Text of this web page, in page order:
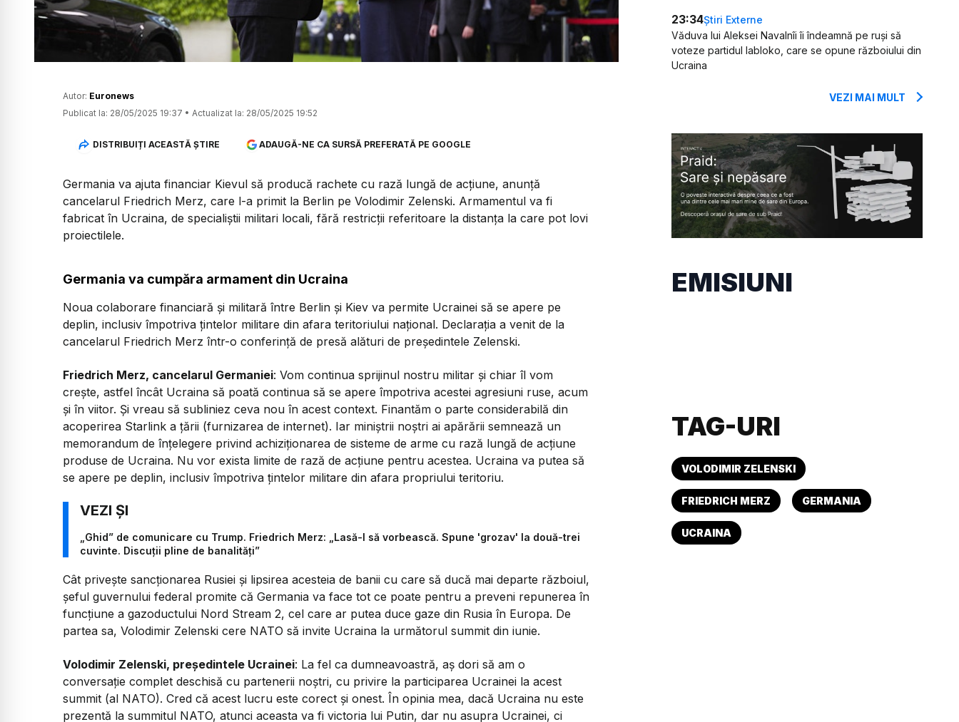
Autor: Euronews
Publicat la: 28/05/2025 19:37 • Actualizat la: 28/05/2025 19:52
DISTRIBUIȚI ACEASTĂ ȘTIRE ADAUGĂ-NE CA SURSĂ PREFERATĂ PE GOOGLE
Germania va ajuta financiar Kievul să producă rachete cu rază lungă de acțiune, anunță
cancelarul Friedrich Merz, care l-a primit la Berlin pe Volodimir Zelenski. Armamentul va fi
fabricat în Ucraina, de specialiștii militari locali, fără restricții referitoare la distanța la care pot lovi
proiectilele.
Germania va cumpăra armament din Ucraina
Noua colaborare financiară și militară între Berlin și Kiev va permite Ucrainei să se apere pe
deplin, inclusiv împotriva țintelor militare din afara teritoriului național. Declarația a venit de la
cancelarul Friedrich Merz într-o conferință de presă alături de președintele Zelenski.
Friedrich Merz, cancelarul Germaniei: Vom continua sprijinul nostru militar și chiar îl vom
crește, astfel încât Ucraina să poată continua să se apere împotriva acestei agresiuni ruse, acum
și în viitor. Și vreau să subliniez ceva nou în acest context. Finantăm o parte considerabilă din
acoperirea Starlink a țării (furnizarea de internet). Iar miniștrii noștri ai apărării semnează un
memorandum de înțelegere privind achiziționarea de sisteme de arme cu rază lungă de acțiune
produse de Ucraina. Nu vor exista limite de rază de acțiune pentru acestea. Ucraina va putea să
se apere pe deplin, inclusiv împotriva țintelor militare din afara propriului teritoriu.
„Ghid” de comunicare cu Trump. Friedrich Merz: „Lasă-l să vorbească. Spune 'grozav' la două-trei
cuvinte. Discuții pline de banalități”
Cât privește sancționarea Rusiei și lipsirea acesteia de banii cu care să ducă mai departe războiul,
șeful guvernului federal promite că Germania va face tot ce poate pentru a preveni repunerea în
funcțiune a gazoductului Nord Stream 2, cel care ar putea duce gaze din Rusia în Europa. De
partea sa, Volodimir Zelenski cere NATO să invite Ucraina la următorul summit din iunie.
Volodimir Zelenski, președintele Ucrainei: La fel ca dumneavoastră, aș dori să am o
conversație complet deschisă cu partenerii noștri, cu privire la participarea Ucrainei la acest
summit (al NATO). Cred că acest lucru este corect și onest. În opinia mea, dacă Ucraina nu este
prezentă la summitul NATO, atunci aceasta va fi victoria lui Putin, dar nu asupra Ucrainei, ci
23:34Știri Externe
Văduva lui Aleksei Navalnîi îi îndeamnă pe ruși să
voteze partidul Iabloko, care se opune războiului din
Ucraina
VEZI MAI MULT
EMISIUNI
TAG-URI
VOLODIMIR ZELENSKI
FRIEDRICH MERZ GERMANIA
UCRAINA